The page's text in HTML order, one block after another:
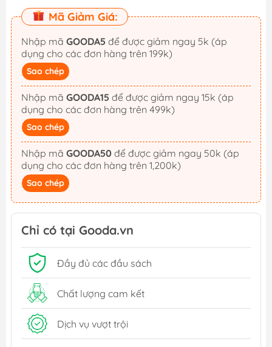
Mã Giảm Giá:
Nhập mã GOODA5
dụng cho các đơn hàng trên 199k)
Sao chép
Nhập mã GOODA15
dụng cho các đơn hàng trên 499k)
Sao chép
Nhập mã GOODA50
dụng cho các đơn hàng trên 1,200k)
Sao chép
Chỉ có tại Gooda.vn
Đầy đủ các đầu sách
Chất lượng cam kết
Dịch vụ vượt trội